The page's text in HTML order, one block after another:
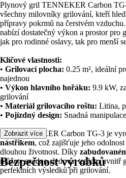
Plynový gril TENNEKER Carbon
všechny milovníky grilování, kteří
přípravy pokrmů na čerstvém
nabízí dostatečný výkon a prostor pro
jak pro rodinné oslavy, tak pro menší
Klíčové vlastnosti:
• Grilovací plocha: 0.25 m², ideální
najednou
• Výkon hlavního hořáku: 9.9 kW,
grilování
• Materiál grilovacího roštu: Litina,
• Pojízdný design: Snadná
Gril TENNEKER Carbon TG-3 je
nástřikem, což zajišťuje jeho
dlouhou životnost. Díky
můžete snadno sledovat teplotu uvnitř
perfektních výsledků při grilování.
Zobrazit více
Bezpečnost výrobků